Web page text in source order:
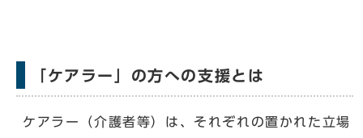
「ケアラー」の方への支援とは
ケアラー（介護者等）は、それぞれの置かれた立場